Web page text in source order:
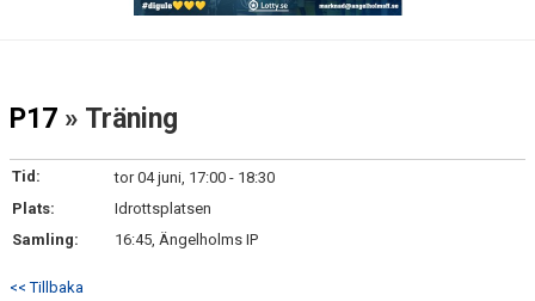
P17 » Träning
Tid:
tor 04 juni, 17:00 - 18:30
Plats:
Idrottsplatsen
Samling:
16:45, Ängelholms IP
<< Tillbaka